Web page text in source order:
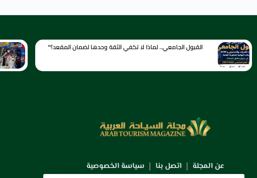
القبول الجامعي.. لماذا لا تكفي الثقة وحدها لضمان المقعد؟*
عن المجلة اتصل بنا سياسة الخصوصية